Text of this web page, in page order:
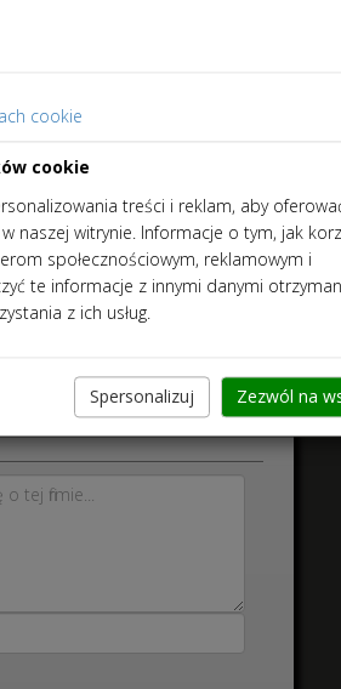
cookie
cookie
treści i reklam, aby
naszej witrynie. Informacje o tym, jak
społecznościowym, reklamowym i
te informacje z innymi danymi
z ich usług.
Spersonalizuj Zezwól na